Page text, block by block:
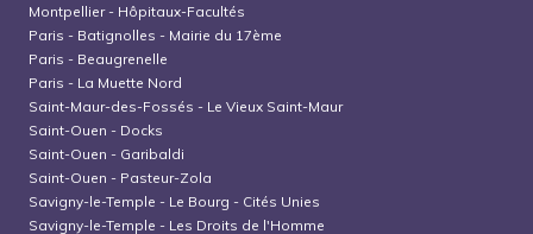
Montpellier- Hôpitaux-Facultés
Paris - Batignolles - Mairie du 17ème
Paris - Beaugrenelle
Paris - La Muette Nord
Saint-Maur-des-Fossés - Le Vieux Saint-Maur
Saint-Ouen - Docks
Saint-Ouen - Garibaldi
Saint-Ouen - Pasteur-Zola
Savigny-le-Temple - Le Bourg - Cités Unies
Savigny-le-Temple - Les Droits de l'Homme